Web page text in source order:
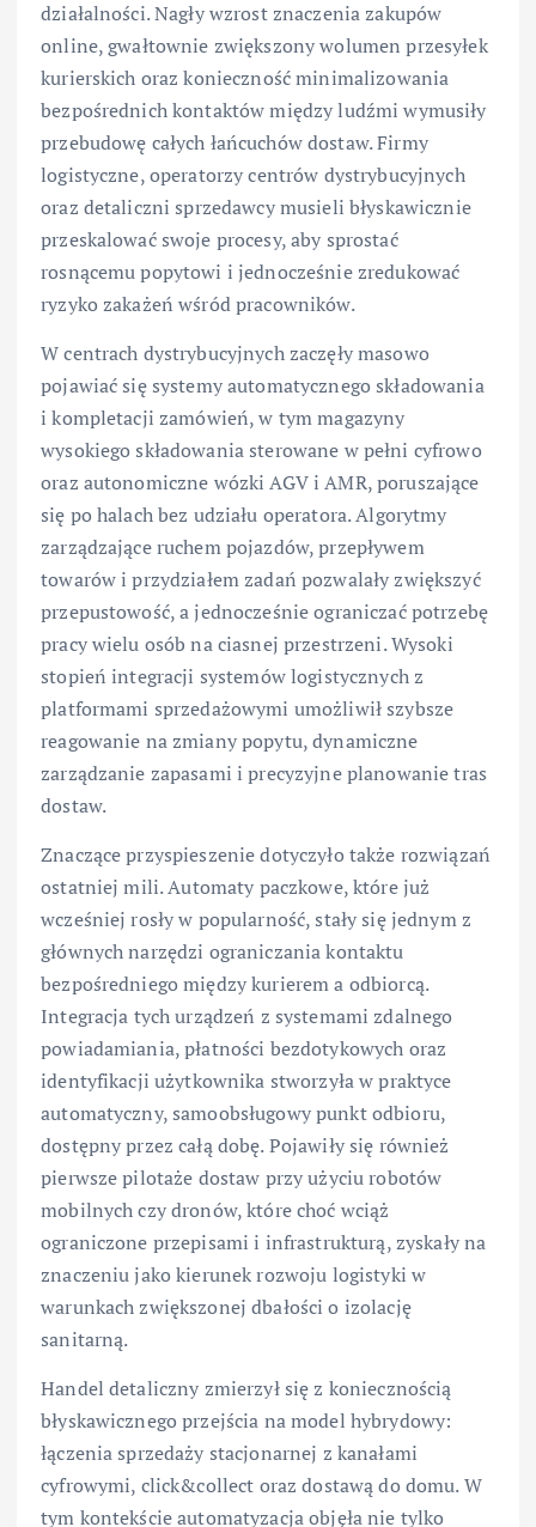
działalności. Nagły wzrost znaczenia zakupów
online, gwałtownie zwiększony wolumen przesyłek
kurierskich oraz konieczność minimalizowania
bezpośrednich kontaktów między ludźmi wymusiły
przebudowę całych łańcuchów dostaw. Firmy
logistyczne, operatorzy centrów dystrybucyjnych
oraz detaliczni sprzedawcy musieli błyskawicznie
przeskalować swoje procesy, aby sprostać
rosnącemu popytowi i jednocześnie zredukować
ryzyko zakażeń wśród pracowników.
W centrach dystrybucyjnych zaczęły masowo
pojawiać się systemy automatycznego składowania
i kompletacji zamówień, w tym magazyny
wysokiego składowania sterowane w pełni cyfrowo
oraz autonomiczne wózki AGV i AMR, poruszające
się po halach bez udziału operatora. Algorytmy
zarządzające ruchem pojazdów, przepływem
towarów i przydziałem zadań pozwalały zwiększyć
przepustowość, a jednocześnie ograniczać potrzebę
pracy wielu osób na ciasnej przestrzeni. Wysoki
stopień integracji systemów logistycznych z
platformami sprzedażowymi umożliwił szybsze
reagowanie na zmiany popytu, dynamiczne
zarządzanie zapasami i precyzyjne planowanie tras
dostaw.
Znaczące przyspieszenie dotyczyło także rozwiązań
ostatniej mili. Automaty paczkowe, które już
wcześniej rosły w popularność, stały się jednym z
głównych narzędzi ograniczania kontaktu
bezpośredniego między kurierem a odbiorcą.
Integracja tych urządzeń z systemami zdalnego
powiadamiania, płatności bezdotykowych oraz
identyfikacji użytkownika stworzyła w praktyce
automatyczny, samoobsługowy punkt odbioru,
dostępny przez całą dobę. Pojawiły się również
pierwsze pilotaże dostaw przy użyciu robotów
mobilnych czy dronów, które choć wciąż
ograniczone przepisami i infrastrukturą, zyskały na
znaczeniu jako kierunek rozwoju logistyki w
warunkach zwiększonej dbałości o izolację
sanitarną.
Handel detaliczny zmierzył się z koniecznością
błyskawicznego przejścia na model hybrydowy:
łączenia sprzedaży stacjonarnej z kanałami
cyfrowymi, click&collect oraz dostawą do domu. W
tym kontekście automatyzacja objęła nie tylko